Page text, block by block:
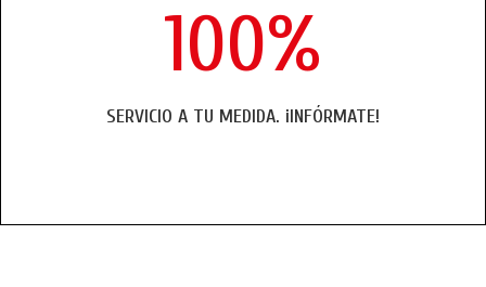
100%
SERVICIO A TU MEDIDA. ¡INFÓRMATE!